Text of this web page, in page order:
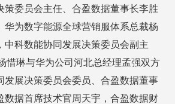
策委员会主任、合盈数据董事长李胜
华为数字能源全球营销服体系总裁杨
中科数能协同发展决策委员会副主
惜琳与华为公司河北总经理孟强双方
发展决策委员会委员、合盈数据董事
数据首席技术官周天宇，合盈数据财